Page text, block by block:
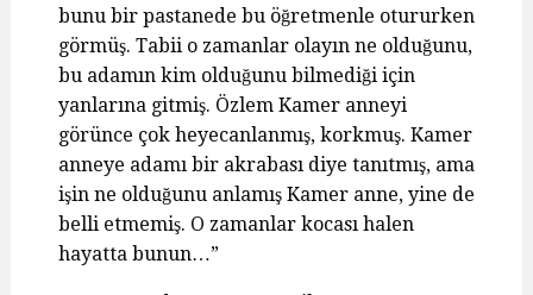
bunu bir pastanede bu öğretmenle otururken
görmüş. Tabii o zamanlar olayın ne olduğunu,
bu adamın kim olduğunu bilmediği için
yanlarına gitmiş. Özlem Kamer anneyi
görünce çok heyecanlanmış, korkmuş. Kamer
anneye adamı bir akrabası diye tanıtmış, ama
işin ne olduğunu anlamış Kamer anne, yine de
belli etmemiş. O zamanlar kocası halen
hayatta bunun…”